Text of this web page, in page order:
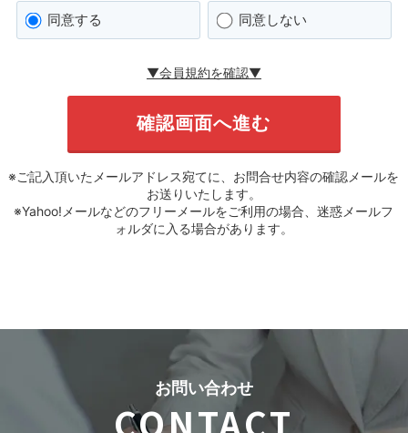
同意する 同意しない
▼会員規約を確認▼
※ご記入頂いたメールアドレス宛てに、お問合せ内容の確認メールを
お送りいたします。
※Yahoo!メールなどのフリーメールをご利用の場合、迷惑メールフ
ォルダに入る場合があります。
お問い合わせ
CONTACT